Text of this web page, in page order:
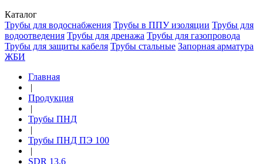
Каталог
Трубы для водоснабжения Трубы в ППУ изоляции Трубы для
водоотведения Трубы для дренажа Трубы для газопровода
Трубы для защиты кабеля Трубы стальные Запорная арматура
ЖБИ
Главная
|
Продукция
|
Трубы ПНД
|
Трубы ПНД ПЭ 100
|
SDR 13.6